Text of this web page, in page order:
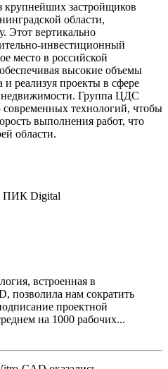
застройщиков
области,
Этот вертикально
инвестиционный
место в российской
высокие объемы
и реализуя проекты в сфере
Группа ЦДС
технологий, чтобы
выполнения работ, что
области.
ПИК Digital
встроенная в
позволила нам сократить
проектной
на 1000 рабочих...